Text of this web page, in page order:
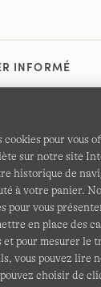
INFORMÉ
Confidentialité
mes
End à
cookies pour vous
sur notre site
historique de
à votre panier.
pour vous
en place des
et pour mesurer le
vous pouvez lire
pouvez choisir de